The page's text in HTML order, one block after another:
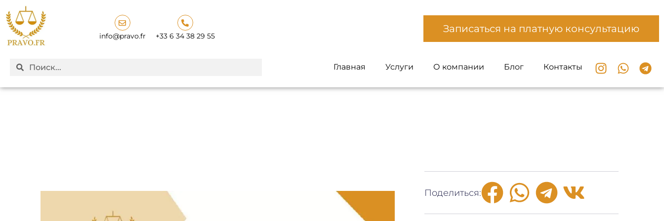
info@pravo.fr +33 6 34 38 29 55
Записаться на платную консультацию
Главная Услуги О компании Блог Контакты
Поделиться: